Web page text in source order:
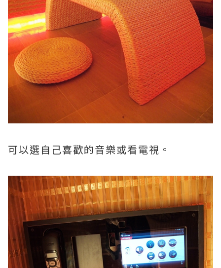
可以選自己喜歡的音樂或看電視。